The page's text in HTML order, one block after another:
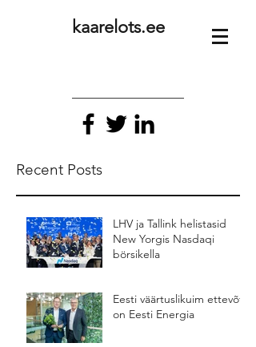
kaarelots.ee
Recent Posts
LHV ja Tallink helistasid
New Yorgis Nasdaqi
börsikella
Eesti väärtuslikuim ettevõte
on Eesti Energia